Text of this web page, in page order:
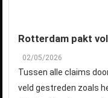
Rotterdam pakt
02/05/2026
Tussen alle claims
veld gestreden zoals